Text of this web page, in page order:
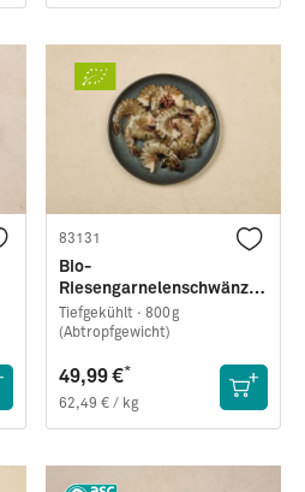
83131
Bio-
Riesengarnelenschwänze
(Black Tiger) · mittel · easy
peel
Tiefgekühlt · 800g
(Abtropfgewicht)
49,99 €*
62,49 € / kg